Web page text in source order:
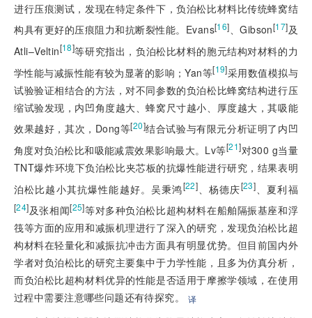
进行压痕测试，发现在特定条件下，负泊松比材料比传统蜂窝结
构具有更好的压痕阻力和抗断裂性能。Evans[16]、Gibson[17]及
Atli–Veltin[18]等研究指出，负泊松比材料的胞元结构对材料的力
学性能与减振性能有较为显著的影响；Yan等[19]采用数值模拟与
试验验证相结合的方法，对不同参数的负泊松比蜂窝结构进行压
缩试验发现，内凹角度越大、蜂窝尺寸越小、厚度越大，其吸能
效果越好，其次，Dong等[20]结合试验与有限元分析证明了内凹
角度对负泊松比和吸能减震效果影响最大。Lv等[21]对300 g当量
TNT爆炸环境下负泊松比夹芯板的抗爆性能进行研究，结果表明
泊松比越小其抗爆性能越好。吴秉鸿[22] 、杨德庆[23] 、夏利福
[24]及张相闻[25]等对多种负泊松比超构材料在船舶隔振基座和浮
筏等方面的应用和减振机理进行了深入的研究，发现负泊松比超
构材料在轻量化和减振抗冲击方面具有明显优势。但目前国内外
学者对负泊松比的研究主要集中于力学性能，且多为仿真分析，
而负泊松比超构材料优异的性能是否适用于摩擦学领域，在使用
过程中需要注意哪些问题还有待探究。
译